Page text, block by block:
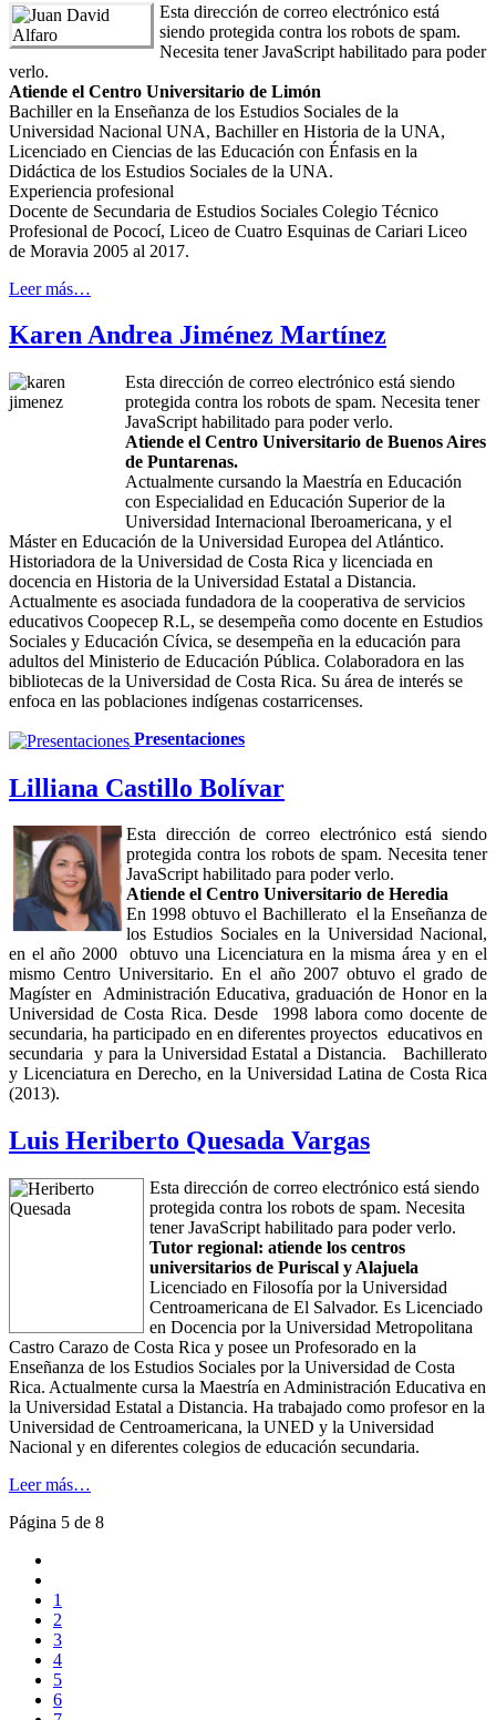
Esta dirección de correo electrónico está
siendo protegida contra los robots de spam.
Necesita tener JavaScript habilitado para poder
verlo.
Atiende el Centro Universitario de Limón
Bachiller en la Enseñanza de los Estudios Sociales de la
Universidad Nacional UNA, Bachiller en Historia de la UNA,
Licenciado en Ciencias de las Educación con Énfasis en la
Didáctica de los Estudios Sociales de la UNA.
Experiencia profesional
Docente de Secundaria de Estudios Sociales Colegio Técnico
Profesional de Pococí, Liceo de Cuatro Esquinas de Cariari Liceo
de Moravia 2005 al 2017.
Leer más…
Karen Andrea Jiménez Martínez
Esta dirección de correo electrónico está siendo
protegida contra los robots de spam. Necesita tener
JavaScript habilitado para poder verlo.
Atiende el Centro Universitario de Buenos Aires
de Puntarenas.
Actualmente cursando la Maestría en Educación
con Especialidad en Educación Superior de la
Universidad Internacional Iberoamericana, y el
Máster en Educación de la Universidad Europea del Atlántico.
Historiadora de la Universidad de Costa Rica y licenciada en
docencia en Historia de la Universidad Estatal a Distancia.
Actualmente es asociada fundadora de la cooperativa de servicios
educativos Coopecep R.L, se desempeña como docente en Estudios
Sociales y Educación Cívica, se desempeña en la educación para
adultos del Ministerio de Educación Pública. Colaboradora en las
bibliotecas de la Universidad de Costa Rica. Su área de interés se
enfoca en las poblaciones indígenas costarricenses.
Presentaciones
Lilliana Castillo Bolívar
Esta dirección de correo electrónico está siendo
protegida contra los robots de spam. Necesita tener
JavaScript habilitado para poder verlo.
Atiende el Centro Universitario de Heredia
En 1998 obtuvo el Bachillerato el la Enseñanza de
los Estudios Sociales en la Universidad Nacional,
en el año 2000 obtuvo una Licenciatura en la misma área y en el
mismo Centro Universitario. En el año 2007 obtuvo el grado de
Magíster en Administración Educativa, graduación de Honor en la
Universidad de Costa Rica.Desde 1998 labora como docente de
secundaria, ha participado en en diferentes proyectos educativos en
secundaria y para la Universidad Estatal a Distancia. Bachillerato
y Licenciatura en Derecho, en la Universidad Latina de Costa Rica
(2013).
Luis Heriberto Quesada Vargas
Esta dirección de correo electrónico está siendo
protegida contra los robots de spam. Necesita
tener JavaScript habilitado para poder verlo.
Tutor regional: atiende los centros
universitarios de Puriscal y Alajuela
Licenciado en Filosofía por la Universidad
Centroamericana de El Salvador. Es Licenciado
en Docencia por la Universidad Metropolitana
Castro Carazo de Costa Rica y posee un Profesorado en la
Enseñanza de los Estudios Sociales por la Universidad de Costa
Rica. Actualmente cursa la Maestría en Administración Educativa en
la Universidad Estatal a Distancia. Ha trabajado como profesor en la
Universidad de Centroamericana, la UNED y la Universidad
Nacional y en diferentes colegios de educación secundaria.
Leer más…
Página 5 de 8
1
2
3
4
5
6